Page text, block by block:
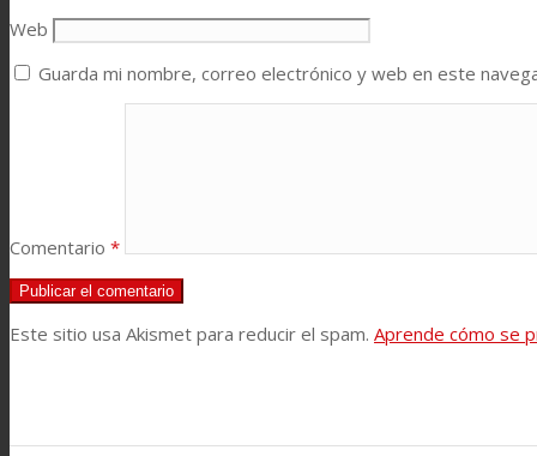
Carrera
Noticias
Web
Guarda mi nombre, correo electrónico y web en este
Comentario *
Este sitio usa Akismet para reducir el spam. Aprende cómo se